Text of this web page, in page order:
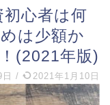
初心者は何
は少額か
(2021年版)
/ 2021年1月10日